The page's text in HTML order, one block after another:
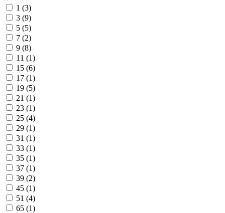
1 (3)
3 (9)
5 (5)
7 (2)
9 (8)
11 (1)
15 (6)
17 (1)
19 (5)
21 (1)
23 (1)
25 (4)
29 (1)
31 (1)
33 (1)
35 (1)
37 (1)
39 (2)
45 (1)
51 (4)
65 (1)